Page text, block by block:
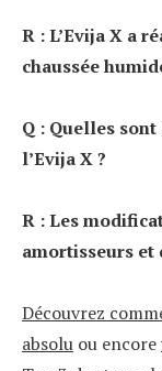
R : L’Evija X a
chaussée
Q : Quelles
l’Evija X ?
R : Les
amortisseurs et
Découvrez
absolu ou encore